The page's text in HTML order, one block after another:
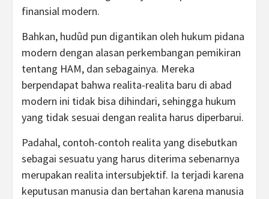
finansial modern.
Bahkan, hudûd pun digantikan oleh hukum pidana
modern dengan alasan perkembangan pemikiran
tentang HAM, dan sebagainya. Mereka
berpendapat bahwa realita-realita baru di abad
modern ini tidak bisa dihindari, sehingga hukum
yang tidak sesuai dengan realita harus diperbarui.
Padahal, contoh-contoh realita yang disebutkan
sebagai sesuatu yang harus diterima sebenarnya
merupakan realita intersubjektif. Ia terjadi karena
keputusan manusia dan bertahan karena manusia